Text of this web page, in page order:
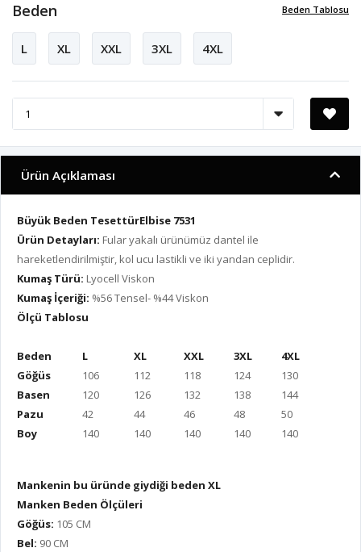
Beden Tablosu
Beden
L XL XXL 3XL 4XL
Ürün Açıklaması
Büyük Beden TesettürElbise 7531
Ürün Detayları: Fular yakalı ürünümüz dantel ile
hareketlendirilmiştir, kol ucu lastikli ve iki yandan ceplidir.
Kumaş Türü: Lyocell Viskon
Kumaş İçeriği: %56 Tensel- %44 Viskon
Ölçü Tablosu
Beden L XL XXL 3XL
4XL
Göğüs
106 112 118 124
130
Basen
120 126 132 138
144
Pazu
42 44 46 48
50
Boy
140 140 140 140 140
Mankenin bu üründe giydiği beden XL
Manken Beden Ölçüleri
Göğüs: 105 CM
Bel: 90 CM